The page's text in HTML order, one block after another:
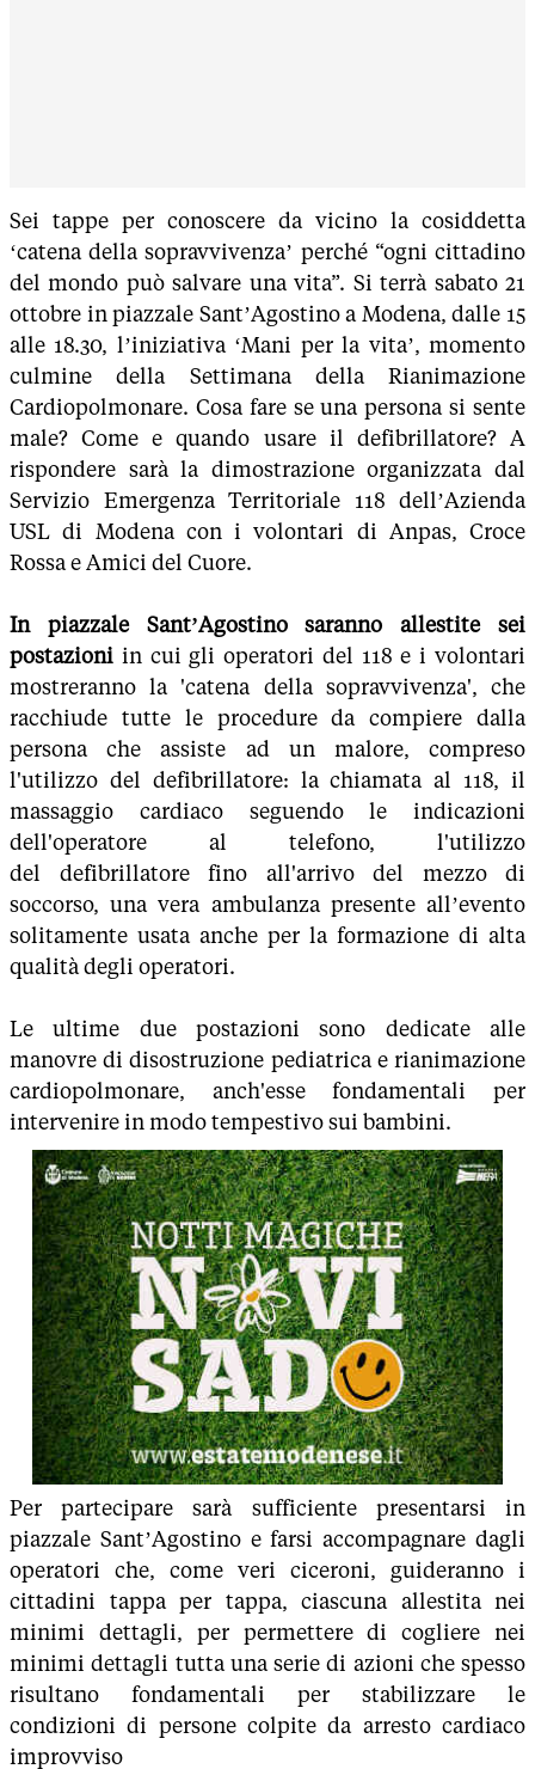
Sei tappe per conoscere da vicino la cosiddetta
‘catena della sopravvivenza’ perché “ogni cittadino
del mondo può salvare una vita”. Si terrà sabato 21
ottobre in piazzale Sant’Agostino a Modena, dalle 15
alle 18.30, l’iniziativa ‘Mani per la vita’, momento
culmine della Settimana della Rianimazione
Cardiopolmonare. Cosa fare se una persona si sente
male? Come e quando usare il defibrillatore? A
rispondere sarà la dimostrazione organizzata dal
Servizio Emergenza Territoriale 118 dell’Azienda
USL di Modena con i volontari di Anpas, Croce
Rossa e Amici del Cuore.
In piazzale Sant’Agostino saranno allestite sei
postazioni in cui gli operatori del 118 e i volontari
mostreranno la 'catena della sopravvivenza', che
racchiude tutte le procedure da compiere dalla
persona che assiste ad un malore, compreso
l'utilizzo del defibrillatore: la chiamata al 118, il
massaggio cardiaco seguendo le indicazioni
dell'operatore al telefono, l'utilizzo
del defibrillatore fino all'arrivo del mezzo di
soccorso, una vera ambulanza presente all’evento
solitamente usata anche per la formazione di alta
qualità degli operatori.
Le ultime due postazioni sono dedicate alle
manovre di disostruzione pediatrica e rianimazione
cardiopolmonare, anch'esse fondamentali per
intervenire in modo tempestivo sui bambini.
Per partecipare sarà sufficiente presentarsi in
piazzale Sant’Agostino e farsi accompagnare dagli
operatori che, come veri ciceroni, guideranno i
cittadini tappa per tappa, ciascuna allestita nei
minimi dettagli, per permettere di cogliere nei
minimi dettagli tutta una serie di azioni che spesso
risultano fondamentali per stabilizzare le
condizioni di persone colpite da arresto cardiaco
improvviso